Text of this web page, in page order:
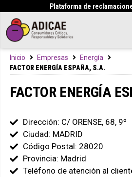
Plataforma de
Inicio Empresas
Energía
FACTOR ENERGÍA ESPAÑA, S.A.
FACTOR ENERGÍA
Dirección: C/ ORENSE, 68, 9º
Ciudad: MADRID
Código Postal: 28020
Provincia: Madrid
Teléfono de atención al